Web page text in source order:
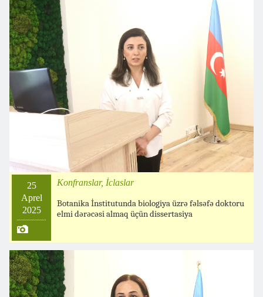
25
Aprel
2025
Konfranslar, İclaslar
Botanika İnstitutunda biologiya üzrə fəlsəfə doktoru
elmi dərəcəsi almaq üçün dissertasiya